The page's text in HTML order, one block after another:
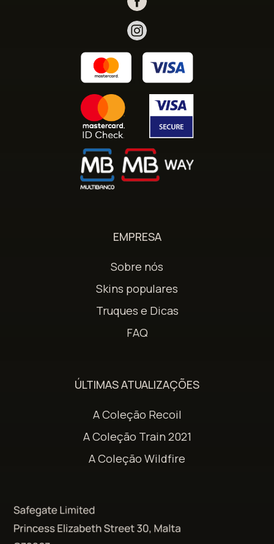
EMPRESA
Sobre nós
Skins populares
Truques e Dicas
FAQ
ÚLTIMAS ATUALIZAÇÕES
A Coleção Recoil
A Coleção Train 2021
A Coleção Wildfire